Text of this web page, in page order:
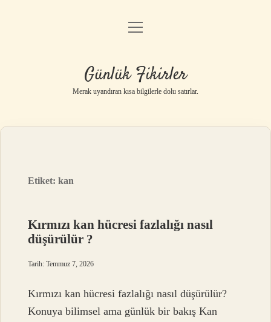
Anasayfa
Yasal Uyarı
menüyü
Günlük Fikirler
Merak uyandıran kısa bilgilerle dolu satırlar.
Etiket:kan
Kırmızı kan hücresi fazlalığı nasıl
düşürülür ?
Tarih: Temmuz 7, 2026
Kırmızı kan hücresi fazlalığı nasıl düşürülür?
Konuya bilimsel ama günlük bir bakış Kan